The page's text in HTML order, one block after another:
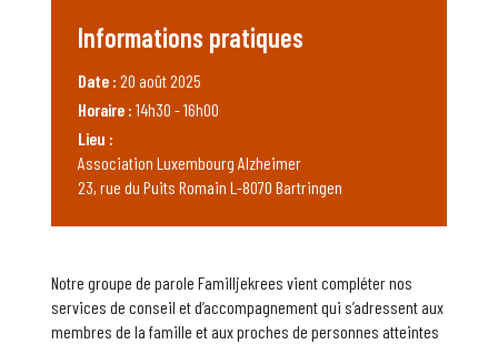
Notre groupe de parole Familljekrees vient compléter nos
services de conseil et d’accompagnement qui s’adressent aux
membres de la famille et aux proches de personnes atteintes
Informations pratiques
Date : 20 août 2025
Horaire : 14h30 - 16h00
Lieu :
Association Luxembourg Alzheimer
23, rue du Puits Romain L-8070 Bartringen